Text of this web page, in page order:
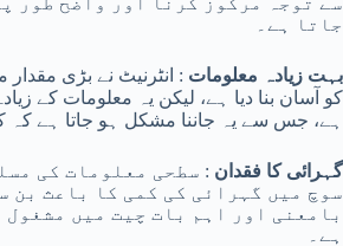
جاتا ہے۔
بہت زیادہ معلومات : انٹرنیٹ نے بڑی
کو آسان بنا دیا ہے، لیکن یہ معلومات کے
ہے، جس سے یہ جاننا مشکل ہو جاتا ہے کہ
گہرائی کا فقدان : سطحی معلومات کی
سوچ میں گہرائی کی کمی کا باعث بن
بامعنی اور اہم بات چیت میں مشغول
ہے۔